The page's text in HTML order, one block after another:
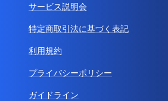
サービス説明会
特定商取引法に基づく表記
利用規約
プライバシーポリシー
ガイドライン